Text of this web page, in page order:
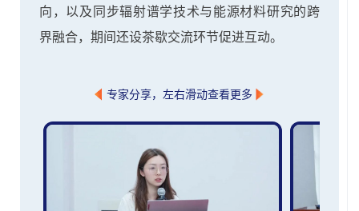
向，以及同步辐射谱学技术与能源材料研究的跨
界融合，期间还设茶歇交流环节促进互动。
专家分享，左右滑动查看更多